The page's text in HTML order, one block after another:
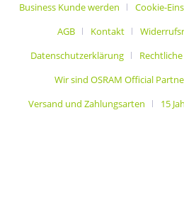
Business Kunde werden Cookie-
AGB
Kontakt
Datenschutzerklärung
Wir sind OSRAM Official
Versand und Zahlungsarten
15